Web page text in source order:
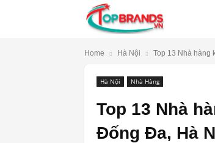
Home Hà Nội Top 13 Nhà hàng
Hà Nội Nhà Hàng
Top 13 Nhà
Đống Đa, Hà